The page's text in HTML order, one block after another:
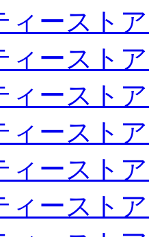
ィースト
ィースト
ィースト
ィースト
ィースト
ィースト